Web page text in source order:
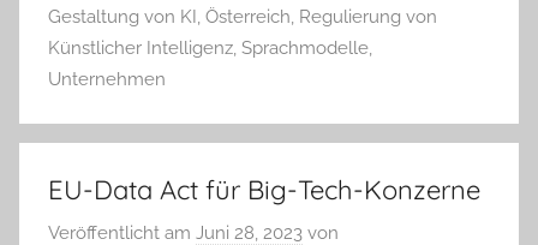
Gestaltung von KI, Österreich, Regulierung von
Künstlicher Intelligenz, Sprachmodelle,
Unternehmen
EU-Data Act für Big-Tech-Konzerne
Veröffentlicht am Juni 28, 2023 von